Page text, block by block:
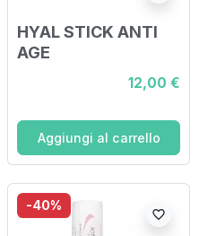
HYAL STICK ANTI
AGE
12,00 €
Aggiungi al carrello
-40%
favorite_border